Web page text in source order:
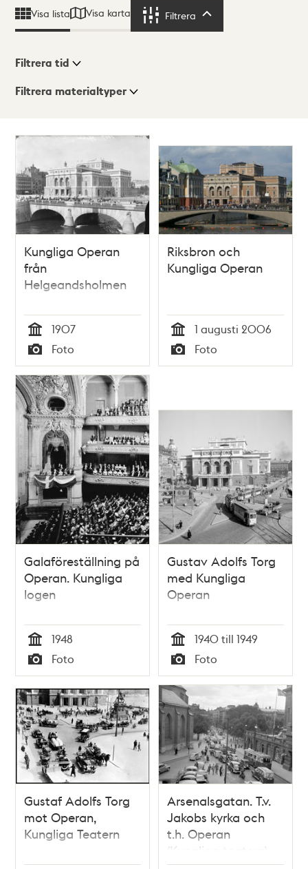
Visa lista Visa karta Filtrera
Visningsläge
Filtrera tid
Filtrera materialtyper
102
Kungliga Operan
från
Helgeandsholmen
Tid
1907
Typ
Foto
Riksbron och
Kungliga Operan
Tid
1 augusti 2006
Typ
Foto
Galaföreställning på
Operan. Kungliga
logen
Tid
1948
Typ
Foto
Gustav Adolfs Torg
med Kungliga
Operan
Tid
1940 till 1949
Typ
Foto
Gustaf Adolfs Torg
mot Operan,
Kungliga Teatern
Arsenalsgatan. T.v.
Jakobs kyrka och
t.h. Operan
(Kungliga teatern).